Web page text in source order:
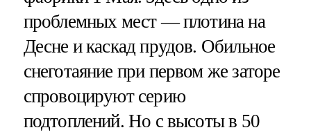
проблемных мест — плотина на
Десне и каскад прудов. Обильное
снеготаяние при первом же заторе
спровоцируют серию
подтоплений. Но с высоты в 50